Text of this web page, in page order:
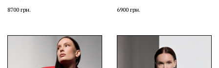
8700 грн. 6900 грн.